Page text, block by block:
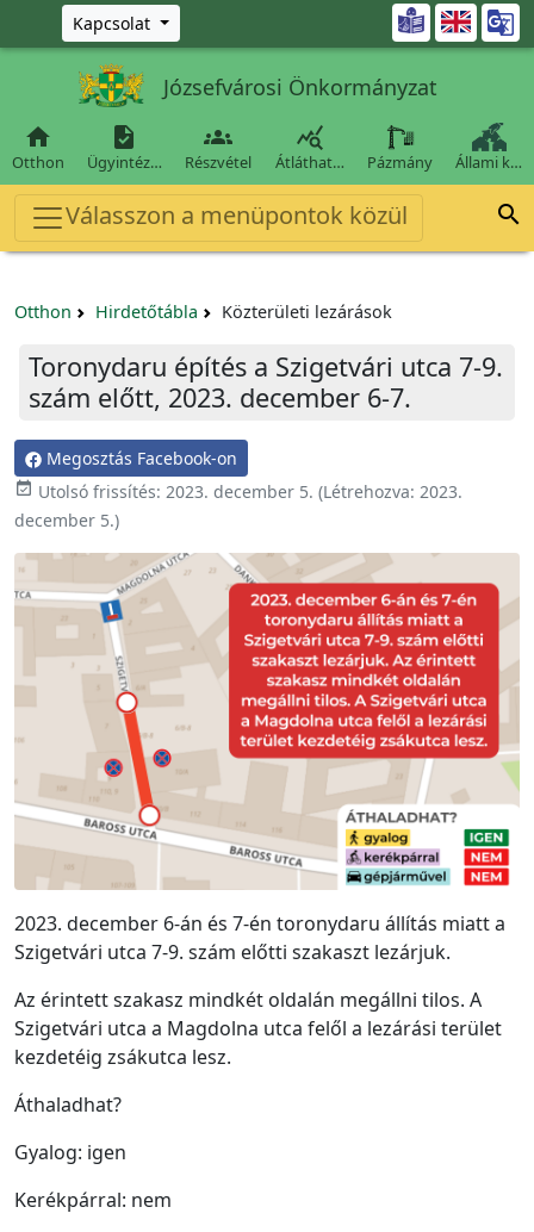
Ugrás a fő tartalomra
Kapcsolat 
Józsefvárosi Önkormányzat

Otthon

Ügyintéz…

Részvétel

Átláthat… Pázmány Állami k…
Válasszon a menüpontok közül 
Otthon Hirdetőtábla Közterületi lezárások
Toronydaru építés a Szigetvári utca 7-9.
szám előtt, 2023. december 6-7.
Megosztás Facebook-on
event_available Utolsó frissítés: 2023. december 5. (Létrehozva: 2023.
december 5.)
2023. december 6-án és 7-én toronydaru állítás miatt a
Szigetvári utca 7-9. szám előtti szakaszt lezárjuk.
Az érintett szakasz mindkét oldalán megállni tilos. A
Szigetvári utca a Magdolna utca felől a lezárási terület
kezdetéig zsákutca lesz.
Áthaladhat?
Gyalog: igen
Kerékpárral: nem